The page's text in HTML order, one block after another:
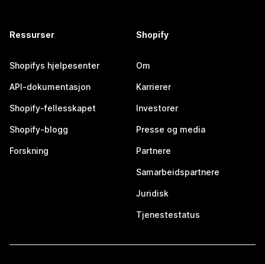
Ressurser
Shopifys hjelpesenter
API-dokumentasjon
Shopify-fellesskapet
Shopify-blogg
Forskning
Shopify
Om
Karrierer
Investorer
Presse og media
Partnere
Samarbeidspartnere
Juridisk
Tjenestestatus